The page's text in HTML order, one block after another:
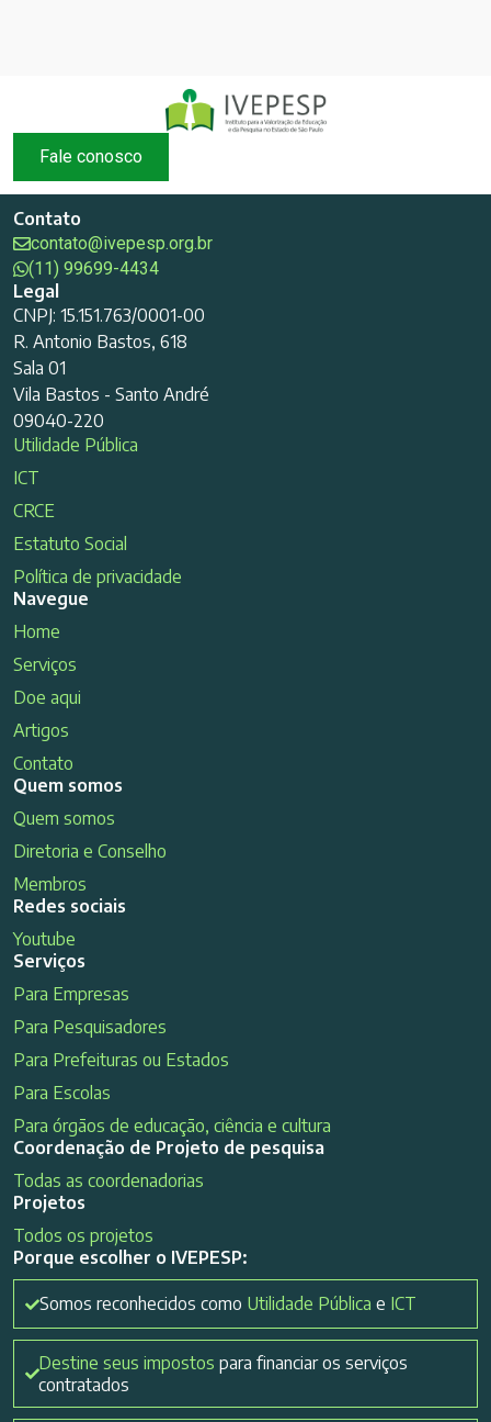
Fale conosco
Contato
contato@ivepesp.org.br
(11) 99699-4434
Legal
CNPJ: 15.151.763/0001-00
R. Antonio Bastos, 618
Sala 01
Vila Bastos - Santo André
09040-220
Utilidade Pública
ICT
CRCE
Estatuto Social
Política de privacidade
Navegue
Home
Serviços
Doe aqui
Artigos
Contato
Quem somos
Quem somos
Diretoria e Conselho
Membros
Redes sociais
Youtube
Serviços
Para Empresas
Para Pesquisadores
Para Prefeituras ou Estados
Para Escolas
Para órgãos de educação, ciência e cultura
Coordenação de Projeto de pesquisa
Todas as coordenadorias
Projetos
Todos os projetos
Porque escolher o IVEPESP:
Somos reconhecidos como Utilidade Pública e ICT
Destine seus impostos para financiar os serviços
contratados